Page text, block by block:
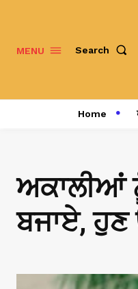
MENU Search
Home
ਅਕਾਲੀਆਂ
ਬਜਾਏ, ਹੁਣ